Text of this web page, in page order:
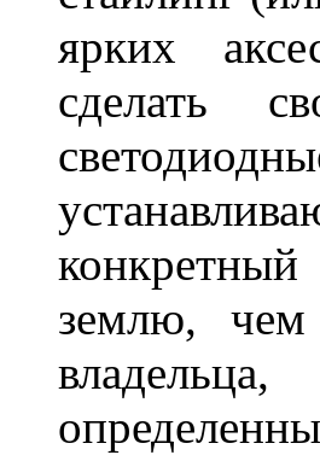
ярких
сделать
землю,